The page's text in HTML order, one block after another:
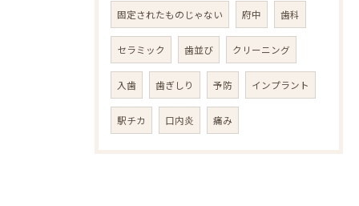
固定されたものじゃない 府中 歯科
セラミック 歯並び クリーニング
入歯 歯ぎしり 予防 インプラント
駅チカ 口内炎 痛み